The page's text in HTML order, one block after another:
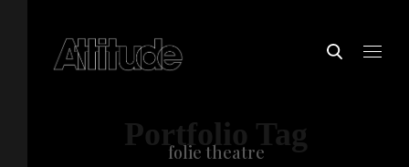
Portfolio Tag
folie theatre